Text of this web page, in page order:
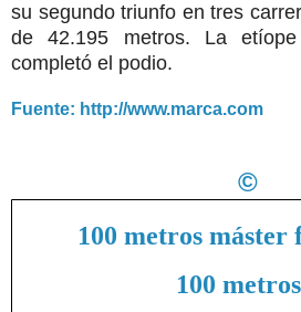
su segundo triunfo en tres
de 42.195 metros. La etíope
completó el podio.
Fuente: http://www.marca.com
©
100 metros máster
100 metros